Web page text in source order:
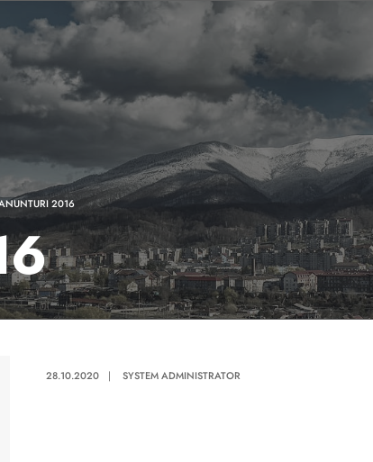
2016
28.10.2020 | SYSTEM ADMINISTRATOR